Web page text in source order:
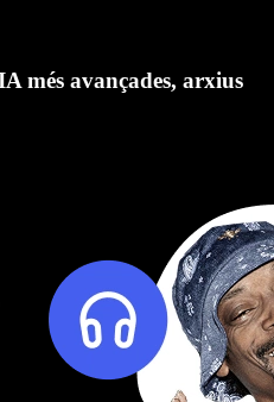
més avançades, arxius